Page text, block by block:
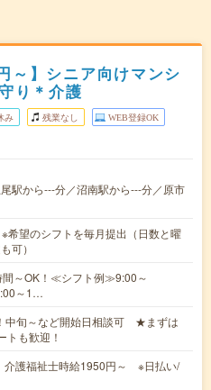
～】シニア向けマンシ
り＊介護
み 残業なし WEB登録OK
駅から---分／沼南駅から---分／原市
望のシフトを毎月提出（日数と曜
可）
～OK！≪シフト例≫9:00～
～1…
中旬～など開始日相談可 ★まずは
トも歓迎！
護福祉士時給1950円～ ※日払い/